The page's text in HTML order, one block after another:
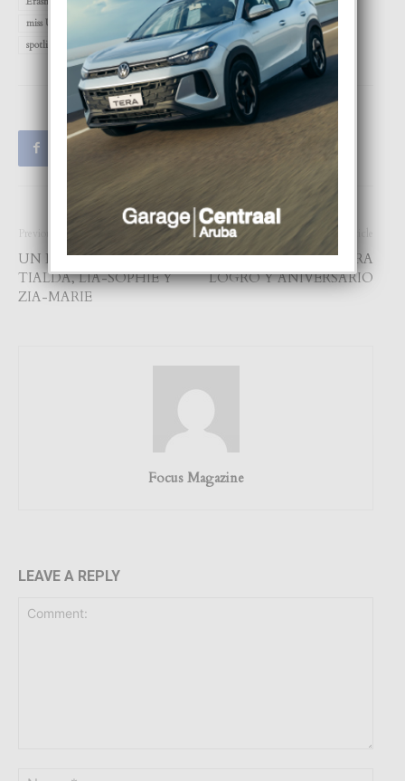
miss Universe
Miss Universe 1993 Play
PUERTO RICO
spotlight
Previous article
UN DIA INOLVIDABEL PA
TIALDA, LIA-SOPHIE Y
ZIA-MARIE
ALL TO CAR TA CELEBRA
LOGRO Y ANIVERSARIO
Focus Magazine
LEAVE A REPLY